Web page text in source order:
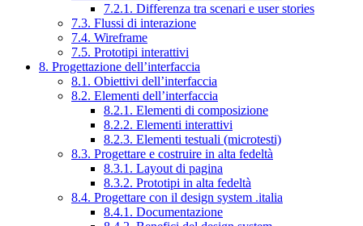
7.2.1. Differenza tra scenari e user stories
7.3. Flussi di interazione
7.4. Wireframe
7.5. Prototipi interattivi
8. Progettazione dell’interfaccia
8.1. Obiettivi dell’interfaccia
8.2. Elementi dell’interfaccia
8.2.1. Elementi di composizione
8.2.2. Elementi interattivi
8.2.3. Elementi testuali (microtesti)
8.3. Progettare e costruire in alta fedeltà
8.3.1. Layout di pagina
8.3.2. Prototipi in alta fedeltà
8.4. Progettare con il design system .italia
8.4.1. Documentazione